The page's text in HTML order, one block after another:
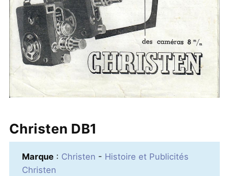
Christen DB1
Marque: Christen - Histoire et Publicités
Christen